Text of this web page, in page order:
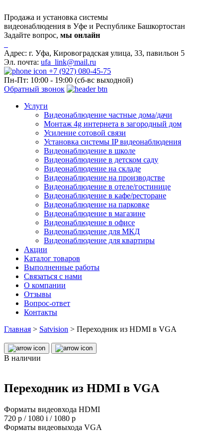
Продажа и установка системы
видеонаблюдения в Уфе и Республике Башкортостан
Задайте вопрос, мы онлайн
Адрес: г. Уфа, Кировоградская улица, 33, павильон 5
Эл. почта: ufa_link@mail.ru
+7 (927) 080-45-75
Пн-Пт: 10:00 - 19:00 (сб-вс выходной)
Обратный звонок
Услуги
Видеонаблюдение частные дома/дачи
Монтаж 4g интернета в загородный дом
Усиление сотовой связи
Установка системы IP видеонаблюдения
Видеонаблюдение в школе
Видеонаблюдение в детском саду
Видеонаблюдение на складе
Видеонаблюдение на производстве
Видеонаблюдение в отеле/гостинице
Видеонаблюдение в кафе/ресторане
Видеонаблюдение на парковке
Видеонаблюдение в магазине
Видеонаблюдение в офисе
Видеонаблюдение для МКД
Видеонаблюдение для квартиры
Акции
Каталог товаров
Выполненные работы
Связаться с нами
О компании
Отзывы
Вопрос-ответ
Контакты
Главная > Satvision > Переходник из HDMI в VGA
В наличии
Переходник из HDMI в VGA
Форматы видеовхода HDMI
720 p / 1080 i / 1080 p
Форматы видеовыхода VGA